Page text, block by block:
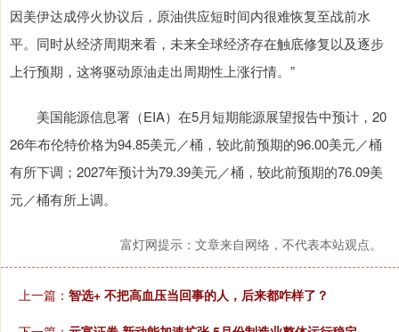
因美伊达成停火协议后，原油供应短时间内很难恢复至战前水
平。同时从经济周期来看，未来全球经济存在触底修复以及逐步
上行预期，这将驱动原油走出周期性上涨行情。”
美国能源信息署（EIA）在5月短期能源展望报告中预计，20
26年布伦特价格为94.85美元／桶，较此前预期的96.00美元／桶
有所下调；2027年预计为79.39美元／桶，较此前预期的76.09美
元／桶有所上调。
富灯网提示：文章来自网络，不代表本站观点。
上一篇： 智选+ 不把高血压当回事的人，后来都咋样了？